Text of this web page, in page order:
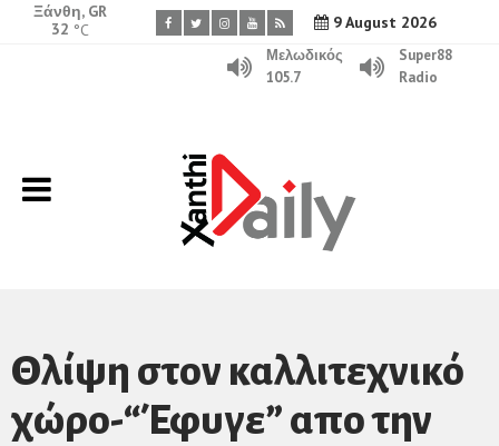
9 August 2026
Ξάνθη, GR
32 °C
Μελωδικός
105.7
Super88
Radio
Θλίψη στον καλλιτεχνικό
χώρο-“Έφυγε” απο την